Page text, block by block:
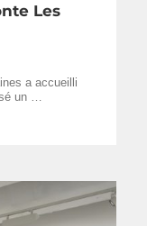
Les
a accueilli
un …